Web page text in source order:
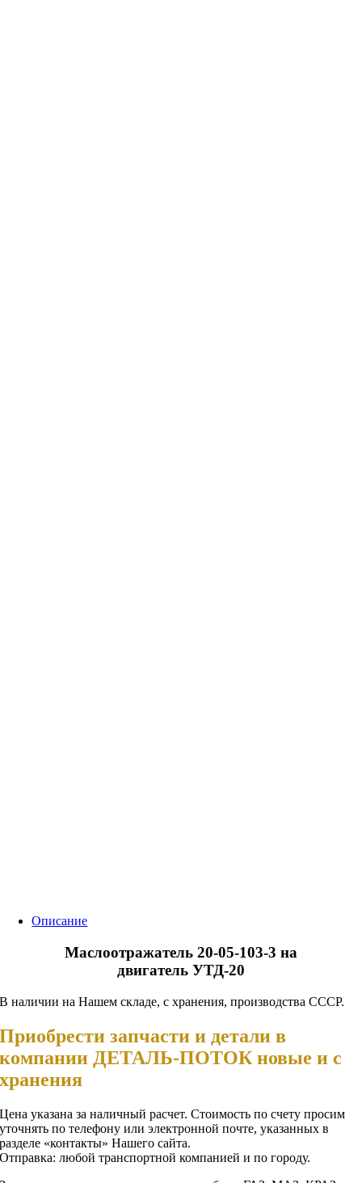
Описание
Маслоотражатель 20-05-103-3 на
двигатель УТД-20
В наличии на Нашем складе, с хранения, производства СССР.
Приобрести запчасти и детали в
компании ДЕТАЛЬ-ПОТОК новые и с
хранения
Цена указана за наличный расчет. Стоимость по счету просим
уточнять по телефону или электронной почте, указанных в
разделе «контакты» Нашего сайта.
Отправка: любой транспортной компанией и по городу.